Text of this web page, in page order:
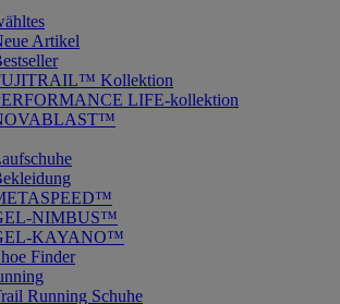
Artikel
Kollektion
LIFE-kollektion
NIMBUS™
KAYANO™
Finder
Running Schuhe